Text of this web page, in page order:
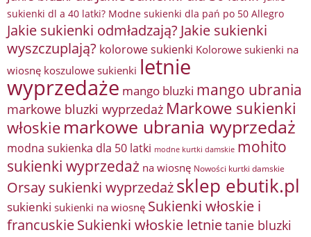
sukienki dl a 40 latki? Modne sukienki dla pań po 50 Allegro
Jakie sukienki odmładzają? Jakie sukienki
wyszczuplają? kolorowe sukienki Kolorowe sukienki na
wiosnę koszulowe sukienki letnie
wyprzedaże mango bluzki mango ubrania
markowe bluzki wyprzedaż Markowe sukienki
włoskie markowe ubrania wyprzedaż
modna sukienka dla 50 latki modne kurtki damskie mohito
sukienki wyprzedaż na wiosnę Nowości kurtki damskie
Orsay sukienki wyprzedażsklep ebutik.pl
sukienki sukienki na wiosnę Sukienki włoskie i
francuskieSukienki włoskie letnietanie bluzki